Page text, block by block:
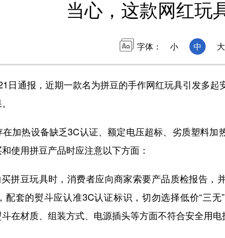
当心，这款网红玩
字体： 小 中 大
通报，近期一款名为拼豆的手作网红玩具引发多起
热设备缺乏3C认证、额定电压超标、劣质塑料加
使用拼豆产品时应注意以下方面：
豆玩具时，消费者应向商家索要产品质检报告，
配套的熨斗应认准3C认证标识，切勿选择低价“三无
在材质、组装方式、电源插头等方面不符合安全用电